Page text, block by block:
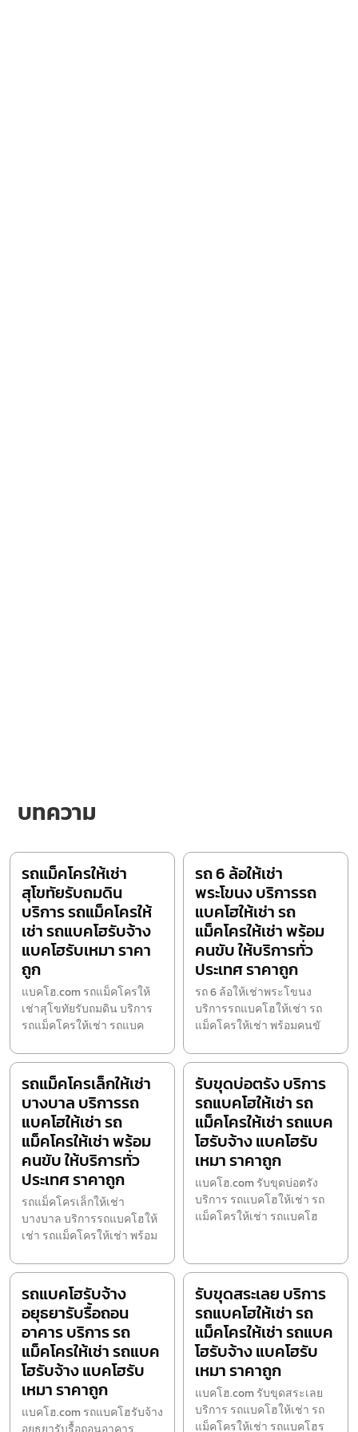
บทความ
รถแม็คโครให้เช่า
สุโขทัยรับถมดิน
บริการ รถแม็คโครให้
เช่า รถแบคโฮรับจ้าง
แบคโฮรับเหมา ราคา
ถูก
แบคโฮ.com รถแม็คโครให้
เช่าสุโขทัยรับถมดิน บริการ
รถแม็คโครให้เช่า รถแบค
รถ 6 ล้อให้เช่า
พระโขนง บริการรถ
แบคโฮให้เช่า รถ
แม็คโครให้เช่า พร้อม
คนขับ ให้บริการทั่ว
ประเทศ ราคาถูก
รถ 6 ล้อให้เช่าพระโขนง
บริการรถแบคโฮให้เช่า รถ
แม็คโครให้เช่า พร้อมคนขั
รถแม็คโครเล็กให้เช่า
บางบาล บริการรถ
แบคโฮให้เช่า รถ
แม็คโครให้เช่า พร้อม
คนขับ ให้บริการทั่ว
ประเทศ ราคาถูก
รถแม็คโครเล็กให้เช่า
บางบาล บริการรถแบคโฮให้
เช่า รถแม็คโครให้เช่า พร้อม
รับขุดบ่อตรัง บริการ
รถแบคโฮให้เช่า รถ
แม็คโครให้เช่า รถแบค
โฮรับจ้าง แบคโฮรับ
เหมา ราคาถูก
แบคโฮ.com รับขุดบ่อตรัง
บริการ รถแบคโฮให้เช่า รถ
แม็คโครให้เช่า รถแบคโฮ
รถแบคโฮรับจ้าง
อยุธยารับรื้อถอน
อาคาร บริการ รถ
แม็คโครให้เช่า รถแบค
โฮรับจ้าง แบคโฮรับ
เหมา ราคาถูก
แบคโฮ.com รถแบคโฮรับจ้าง
รับขุดสระเลย บริการ
รถแบคโฮให้เช่า รถ
แม็คโครให้เช่า รถแบค
โฮรับจ้าง แบคโฮรับ
เหมา ราคาถูก
แบคโฮ.com รับขุดสระเลย
บริการ รถแบคโฮให้เช่า รถ
แม็คโครให้เช่า รถแบคโฮร